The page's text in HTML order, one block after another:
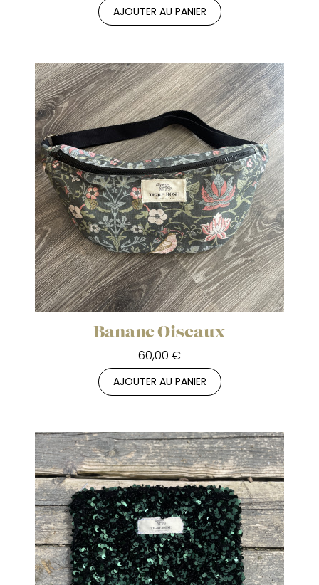
AJOUTER AU PANIER
Banane Oiseaux
60,00 €
AJOUTER AU PANIER